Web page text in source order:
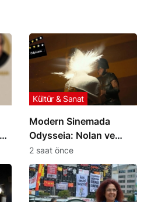
Modern Sinemada
Odysseia: Nolan ve
Homeros Arasındaki
Mesafe
Kültür & Sanat
2 saat önce